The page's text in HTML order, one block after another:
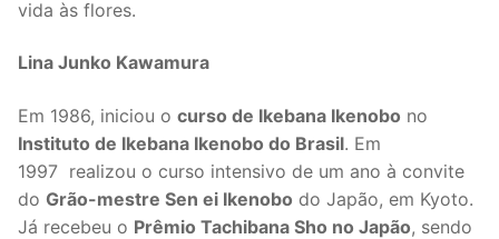
vida às flores.
Lina Junko Kawamura
Em 1986, iniciou o curso de Ikebana Ikenobo no
Instituto de Ikebana Ikenobo do Brasil. Em
1997 realizou o curso intensivo de um ano à convite
do Grão-mestre Sen ei Ikenobo do Japão, em Kyoto.
Já recebeu o Prêmio Tachibana Sho no Japão, sendo